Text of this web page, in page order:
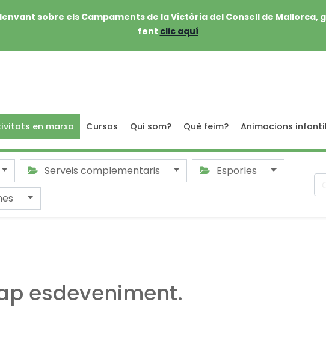
sobre els Campaments de la Victòria del Consell de Mallorca,
fent clic aquí
en marxa Cursos Qui som? Què feim? Animacions
Serveis complementaris
Esporles
esdeveniment.